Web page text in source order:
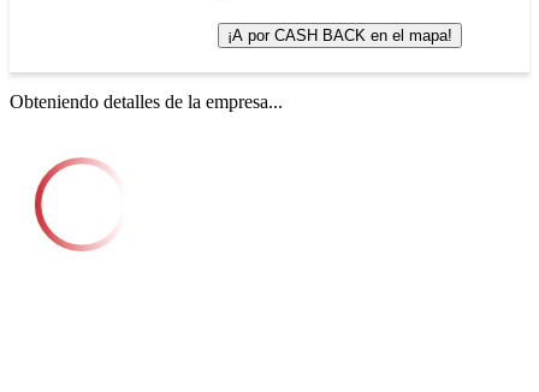
¡A por CASH BACK en el mapa!
Obteniendo detalles de la empresa...